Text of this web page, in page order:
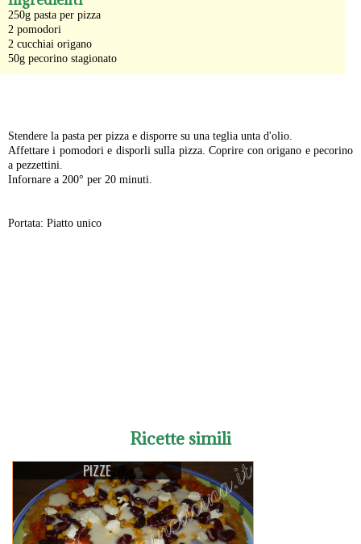
250g pasta per pizza
2 pomodori
2 cucchiai origano
50g pecorino stagionato
Stendere la pasta per pizza e disporre su una teglia unta d'olio.
Affettare i pomodori e disporli sulla pizza. Coprire con origano e pecorino
a pezzettini.
Infornare a 200° per 20 minuti.
Portata: Piatto unico
Ricette simili
PIZZE